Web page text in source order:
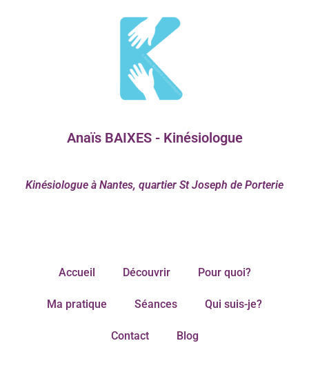
Anaïs BAIXES - Kinésiologue
Kinésiologue à Nantes, quartier St Joseph de Porterie
Accueil Découvrir Pour quoi?
Ma pratique Séances Qui suis-je?
Contact Blog